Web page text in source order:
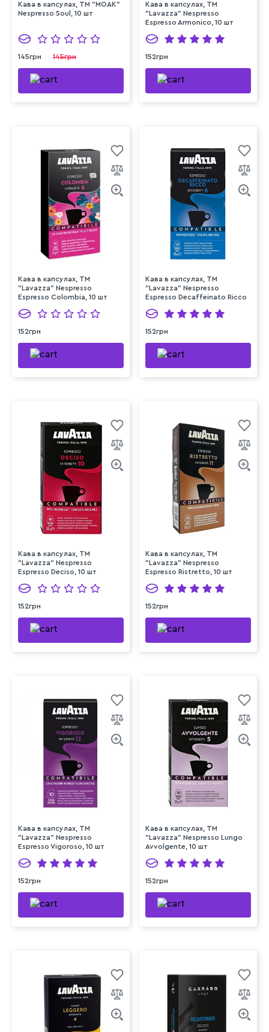
Кава в капсулах, ТМ "MOAK"
Nespresso Soul, 10 шт
145грн 145грн
Кава в капсулах, TM
"Lavazza" Nespresso
Espresso Armonico, 10 шт
152грн
Кава в капсулах, ТМ
"Lavazza" Nespresso
Espresso Colombia, 10 шт
152грн
Кава в капсулах, ТМ
"Lavazza" Nespresso
Espresso Decaffeinato Ricco
152грн
Кава в капсулах, ТМ
"Lavazza" Nespresso
Espresso Deciso, 10 шт
152грн
Кава в капсулах, ТМ
"Lavazza" Nespresso
Espresso Ristretto, 10 шт
152грн
Кава в капсулах, ТМ
"Lavazza" Nespresso
Espresso Vigoroso, 10 шт
152грн
Кава в капсулах, ТМ
"Lavazza" Nespresso Lungo
Avvolgente, 10 шт
152грн